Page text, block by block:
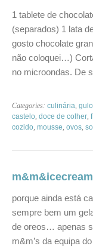
1 tablete de
(separados) 1 lata
gosto chocolate
não coloquei…)
no microondas. De
Categories: culinária
castelo doce de colher
cozido mousse ovos
m&m&icecream
porque ainda está
sempre bem um
de oreos… apenas
m&m’s da equipa